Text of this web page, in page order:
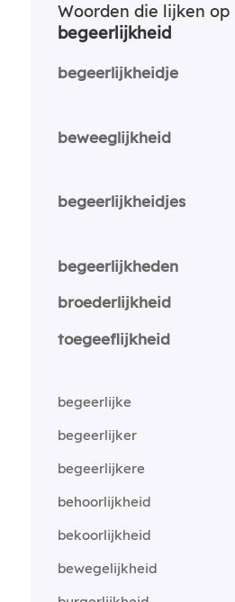
Woorden die lijken op
begeerlijkheid
begeerlijkheidje
beweeglijkheid
begeerlijkheidjes
begeerlijkheden
broederlijkheid
toegeeflijkheid
begeerlijke
begeerlijker
begeerlijkere
behoorlijkheid
bekoorlijkheid
bewegelijkheid